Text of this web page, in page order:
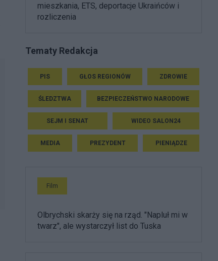
mieszkania, ETS, deportacje Ukraińców i
rozliczenia
Tematy Redakcja
PIS GŁOS REGIONÓW ZDROWIE
ŚLEDZTWA BEZPIECZEŃSTWO NARODOWE
SEJM I SENAT WIDEO SALON24
MEDIA PREZYDENT PIENIĄDZE
Film
Olbrychski skarży się na rząd. "Napluł mi w
twarz", ale wystarczył list do Tuska